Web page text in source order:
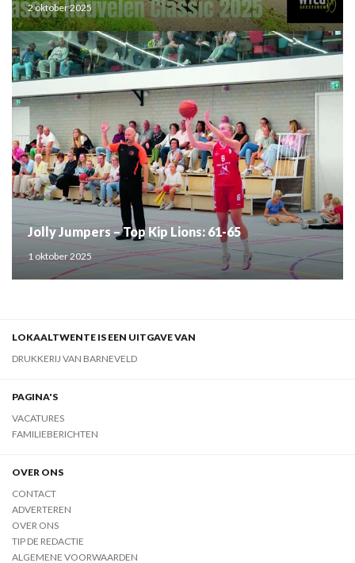
2 oktober 2025
Jolly Jumpers – Top Kip Lions: 61-65
1 oktober 2025
LOKAALTWENTE IS EEN UITGAVE VAN
DRUKKERIJ VAN BARNEVELD
PAGINA'S
VACATURES
FAMILIEBERICHTEN
OVER ONS
CONTACT
ADVERTEREN
OVER ONS
TIP DE REDACTIE
ALGEMENE VOORWAARDEN